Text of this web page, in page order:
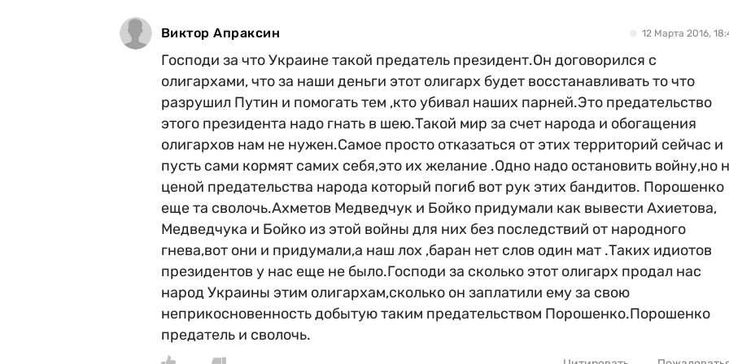
Виктор Апраксин 12 Марта 2016,
Господи за что Украине такой предатель президент.Он договорился с
олигархами, что за наши деньги этот олигарх будет восстанавливать то что
разрушил Путин и помогать тем ,кто убивал наших парней.Это предательство
этого президента надо гнать в шею.Такой мир за счет народа и обогащения
олигархов нам не нужен.Самое просто отказаться от этих территорий сейчас и
пусть сами кормят самих себя,это их желание .Одно надо остановить войну,но
ценой предательства народа который погиб вот рук этих бандитов. Порошенко
еще та сволочь.Ахметов Медведчук и Бойко придумали как вывести Ахиетова,
Медведчука и Бойко из этой войны для них без последствий от народного
гнева,вот они и придумали,а наш лох ,баран нет слов один мат .Таких идиотов
президентов у нас еще не было.Господи за сколько этот олигарх продал нас
народ Украины этим олигархам,сколько он заплатили ему за свою
неприкосновенность добытую таким предательством Порошенко.Порошенко
предатель и сволочь.